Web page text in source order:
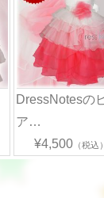
DressNotesの
ア…
¥4,500（税込）